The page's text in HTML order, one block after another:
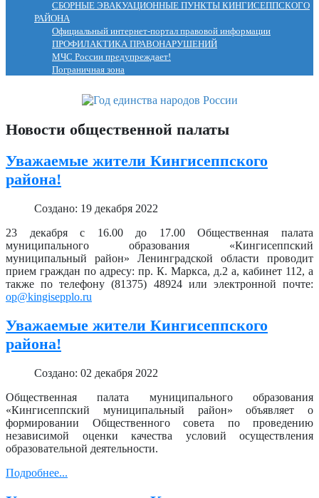
СБОРНЫЕ ЭВАКУАЦИОННЫЕ ПУНКТЫ КИНГИСЕППСКОГО
РАЙОНА
Официальный интернет-портал правовой информации
ПРОФИЛАКТИКА ПРАВОНАРУШЕНИЙ
МЧС России предупреждает!
Пограничная зона
Новости общественной палаты
Уважаемые жители Кингисеппского
района!
Создано: 19 декабря 2022
23 декабря с 16.00 до 17.00 Общественная палата
муниципального образования «Кингисеппский
муниципальный район» Ленинградской области проводит
прием граждан по адресу: пр. К. Маркса, д.2 а, кабинет 112, а
также по телефону (81375) 48924 или электронной почте:
op@kingisepplo.ru
Уважаемые жители Кингисеппского
района!
Создано: 02 декабря 2022
Общественная палата муниципального образования
«Кингисеппский муниципальный район» объявляет о
формировании Общественного совета по проведению
независимой оценки качества условий осуществления
образовательной деятельности.
Подробнее...